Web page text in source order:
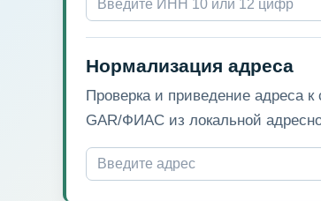
Нормализация адреса
Проверка и приведение адреса к
GAR/ФИАС из локальной